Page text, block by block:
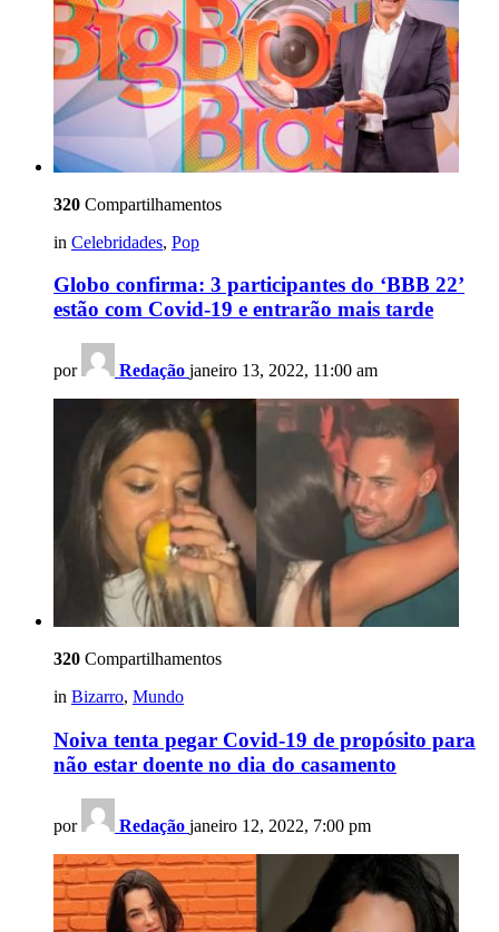
320 Compartilhamentos
in Celebridades, Pop
Globo confirma: 3 participantes do ‘BBB 22’
estão com Covid-19 e entrarão mais tarde
por Redação janeiro 13, 2022, 11:00 am
320 Compartilhamentos
in Bizarro, Mundo
Noiva tenta pegar Covid-19 de propósito para
não estar doente no dia do casamento
por Redação janeiro 12, 2022, 7:00 pm